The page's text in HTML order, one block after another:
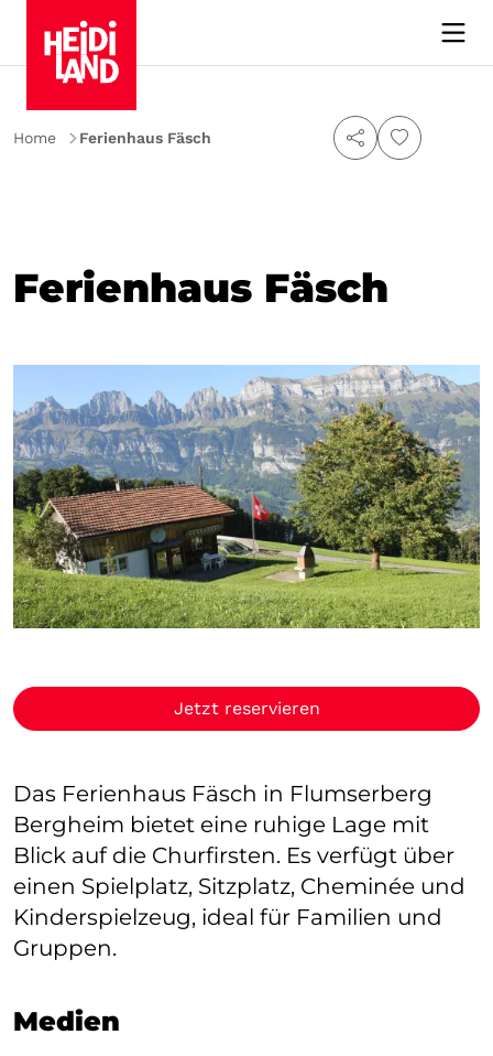
Home Ferienhaus Fäsch
Ferienhaus Fäsch
Jetzt reservieren
Das Ferienhaus Fäsch in Flumserberg
Bergheim bietet eine ruhige Lage mit
Blick auf die Churfirsten. Es verfügt über
einen Spielplatz, Sitzplatz, Cheminée und
Kinderspielzeug, ideal für Familien und
Gruppen.
Medien